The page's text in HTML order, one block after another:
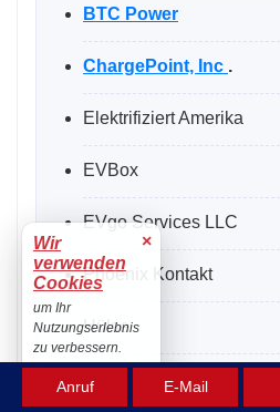
BTC Power
ChargePoint, Inc .
Elektrifiziert Amerika
EVBox
EVgo Services LLC
Phoenix Kontakt
Hülse
Siemens
Anruf E-Mail
Wir
verwenden
Cookies
×
um Ihr
Nutzungserlebnis
zu verbessern.